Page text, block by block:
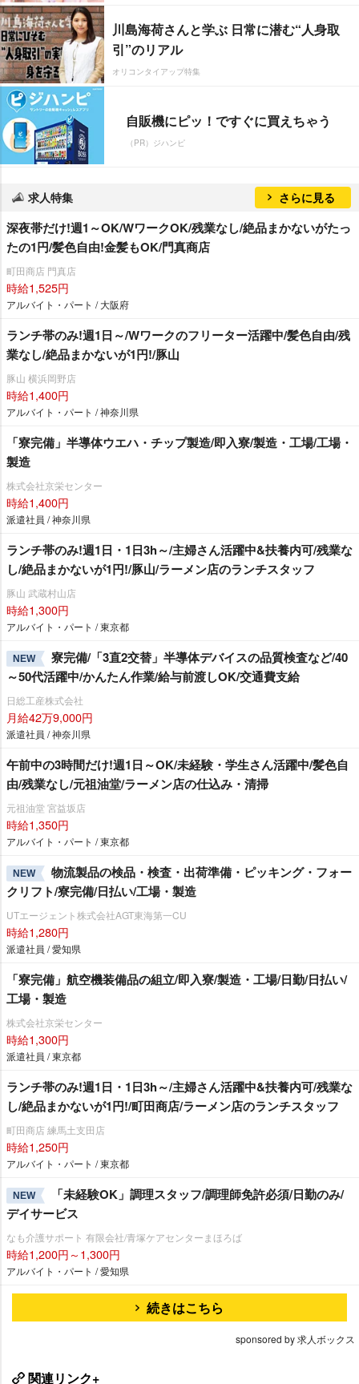
川島海荷さんと学ぶ 日常に潜む“人身取
引”のリアル
オリコンタイアップ特集
自販機にピッ！ですぐに買えちゃう
（PR）ジハンピ
求人特集 さらに見る
深夜帯だけ!週1～OK/WワークOK/残業なし/絶品まかないがたっ
たの1円/髪色自由!金髪もOK/門真商店
町田商店 門真店
時給1,525円
アルバイト・パート / 大阪府
ランチ帯のみ!週1日～/Wワークのフリーター活躍中/髪色自由/残
業なし/絶品まかないが1円!/豚山
豚山 横浜岡野店
時給1,400円
アルバイト・パート / 神奈川県
「寮完備」半導体ウエハ・チップ製造/即入寮/製造・工場/工場・
製造
株式会社京栄センター
時給1,400円
派遣社員 / 神奈川県
ランチ帯のみ!週1日・1日3h～/主婦さん活躍中&扶養内可/残業な
し/絶品まかないが1円!/豚山/ラーメン店のランチスタッフ
豚山 武蔵村山店
時給1,300円
アルバイト・パート / 東京都
NEW
寮完備/「3直2交替」半導体デバイスの品質検査など/40
～50代活躍中/かんたん作業/給与前渡しOK/交通費支給
日総工産株式会社
月給42万9,000円
派遣社員 / 神奈川県
午前中の3時間だけ!週1日～OK/未経験・学生さん活躍中/髪色自
由/残業なし/元祖油堂/ラーメン店の仕込み・清掃
元祖油堂 宮益坂店
時給1,350円
アルバイト・パート / 東京都
NEW
物流製品の検品・検査・出荷準備・ピッキング・フォー
クリフト/寮完備/日払い/工場・製造
UTエージェント株式会社AGT東海第一CU
時給1,280円
派遣社員 / 愛知県
「寮完備」航空機装備品の組立/即入寮/製造・工場/日勤/日払い/
工場・製造
株式会社京栄センター
時給1,300円
派遣社員 / 東京都
ランチ帯のみ!週1日・1日3h～/主婦さん活躍中&扶養内可/残業な
し/絶品まかないが1円!/町田商店/ラーメン店のランチスタッフ
町田商店 練馬土支田店
時給1,250円
アルバイト・パート / 東京都
NEW
「未経験OK」調理スタッフ/調理師免許必須/日勤のみ/
デイサービス
なも介護サポート 有限会社/青塚ケアセンターまほろば
時給1,200円～1,300円
アルバイト・パート / 愛知県
続きはこちら
sponsored by 求人ボックス
関連リンク+